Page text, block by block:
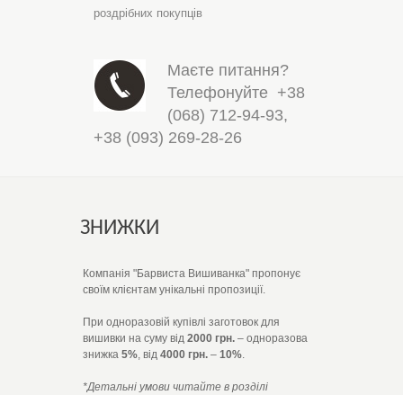
роздрібних покупців
Маєте питання?
Телефонуйте +38
(068) 712-94-93,
+38 (093) 269-28-26
ЗНИЖКИ
Компанія "Барвиста Вишиванка" пропонує
своїм клієнтам унікальні пропозиції.
При одноразовій купівлі заготовок для
вишивки на суму від 2000 грн. – одноразова
знижка 5%, від 4000 грн. – 10%.
*Детальні умови читайте в розділі